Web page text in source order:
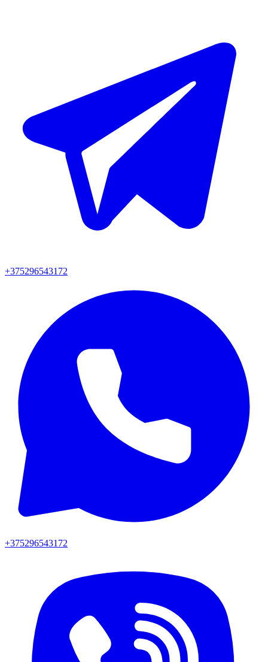
+375296543172
+375296543172